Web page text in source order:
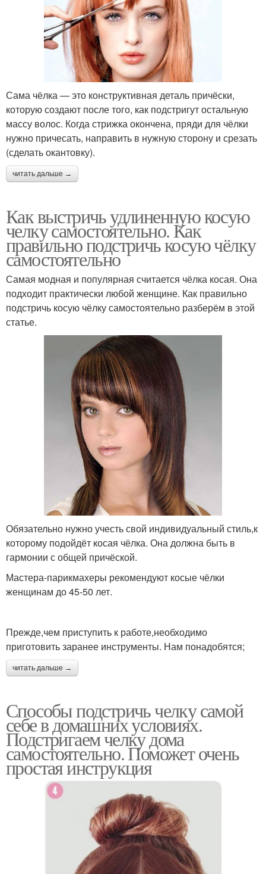
Сама чёлка — это конструктивная деталь причёски,
которую создают после того, как подстригут остальную
массу волос. Когда стрижка окончена, пряди для чёлки
нужно причесать, направить в нужную сторону и срезать
(сделать окантовку).
читать дальше →
Как выстричь удлиненную косую
челку самостоятельно. Как
правильно подстричь косую чёлку
самостоятельно
Самая модная и популярная считается чёлка косая. Она
подходит практически любой женщине. Как правильно
подстричь косую чёлку самостоятельно разберём в этой
статье.
Обязательно нужно учесть свой индивидуальный стиль,к
которому подойдёт косая чёлка. Она должна быть в
гармонии с общей причёской.
Мастера-парикмахеры рекомендуют косые чёлки
женщинам до 45-50 лет.
Прежде,чем приступить к работе,необходимо
приготовить заранее инструменты. Нам понадобятся;
читать дальше →
Способы подстричь челку самой
себе в домашних условиях.
Подстригаем челку дома
самостоятельно. Поможет очень
простая инструкция